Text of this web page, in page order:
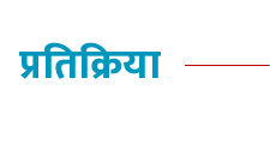
प्रतिक्रिया